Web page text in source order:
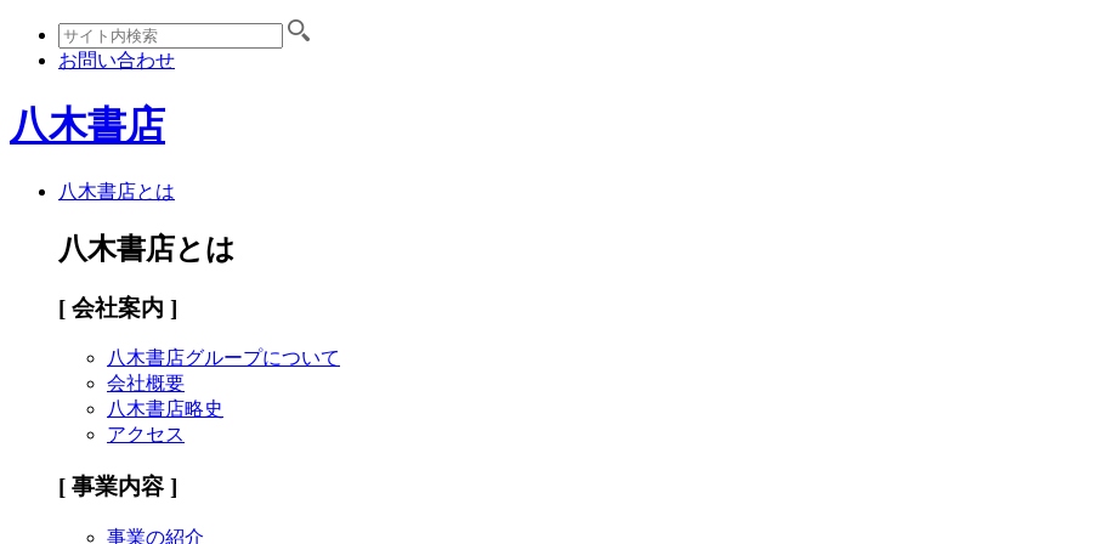
お問い合わせ
八木書店
八木書店とは
八木書店とは
[ 会社案内 ]
八木書店グループについて
会社概要
八木書店略史
アクセス
[ 事業内容 ]
事業の紹介